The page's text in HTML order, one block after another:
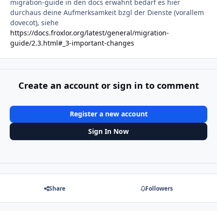
migration-guide in den docs erwähnt bedarf es hier
durchaus deine Aufmerksamkeit bzgl der Dienste (vorallem
dovecot), siehe
https://docs.froxlor.org/latest/general/migration-
guide/2.3.html#_3-important-changes
Create an account or sign in to comment
Register a new account
Sign In Now
Share Followers